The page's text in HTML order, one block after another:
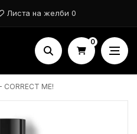
Листа на желби 0
0
CORRECT ME!